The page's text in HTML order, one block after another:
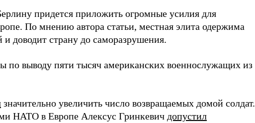
придется приложить огромные усилия для
По мнению автора статьи, местная элита одержима
доводит страну до саморазрушения.
по выводу пяти тысяч американских военнослужащих из
значительно увеличить число возвращаемых домой солдат.
НАТО в Европе Алексус Гринкевич допустил